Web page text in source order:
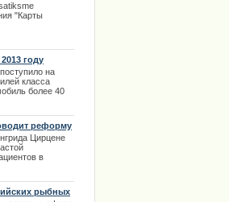
"Карты
году
на
класса
более 40
время на
Benz G55
реформу
Цирцене
в
рыбных